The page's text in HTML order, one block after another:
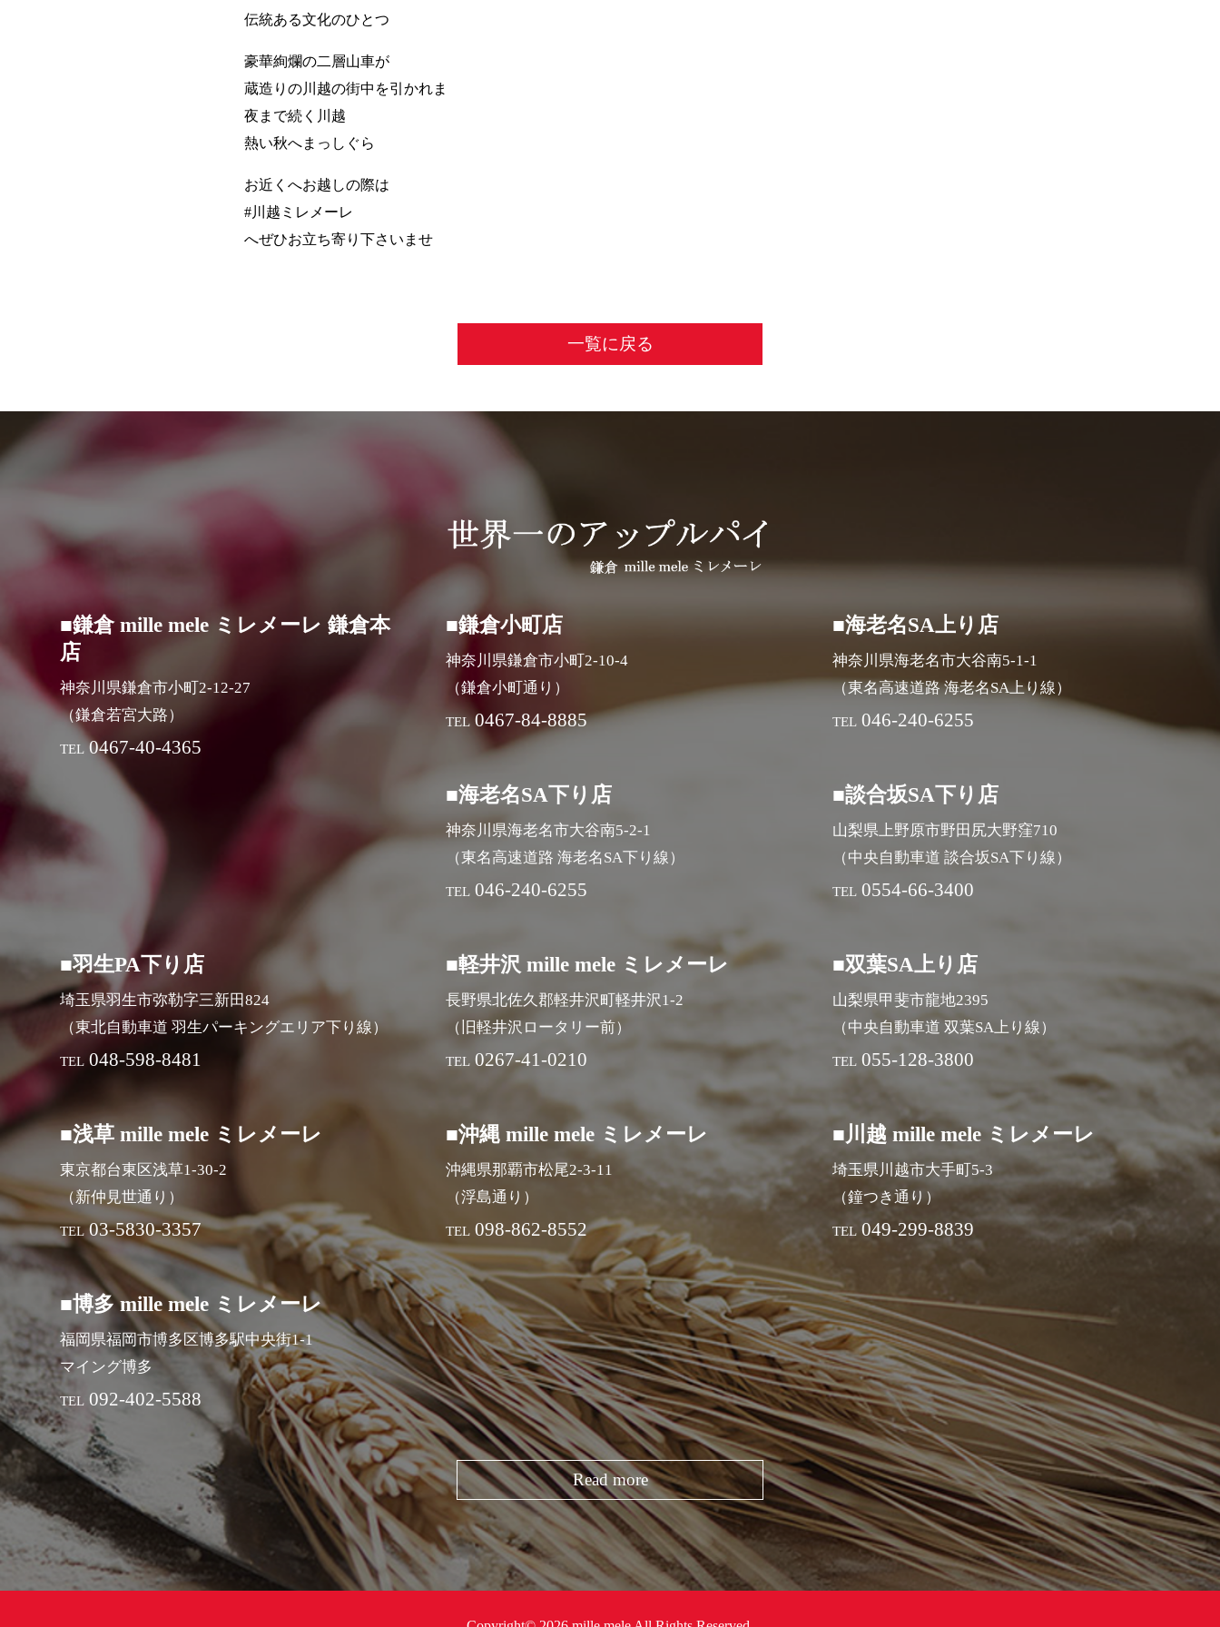
伝統ある文化のひとつ
豪華絢爛の二層山車が
蔵造りの川越の街中を引かれま
夜まで続く川越
熱い秋へまっしぐら
お近くへお越しの際は
#川越ミレメーレ
へぜひお立ち寄り下さいませ
一覧に戻る
■鎌倉 mille mele ミレメーレ 鎌倉本
店
神奈川県鎌倉市小町2-12-27
（鎌倉若宮大路）
TEL 0467-40-4365
■鎌倉小町店
神奈川県鎌倉市小町2-10-4
（鎌倉小町通り）
TEL 0467-84-8885
■海老名SA上り店
神奈川県海老名市大谷南5-1-1
（東名高速道路 海老名SA上り線）
TEL 046-240-6255
■海老名SA下り店
神奈川県海老名市大谷南5-2-1
（東名高速道路 海老名SA下り線）
TEL 046-240-6255
■談合坂SA下り店
山梨県上野原市野田尻大野窪710
（中央自動車道 談合坂SA下り線）
TEL 0554-66-3400
■羽生PA下り店
埼玉県羽生市弥勒字三新田824
（東北自動車道 羽生パーキングエリア下り線）
TEL 048-598-8481
■軽井沢 mille mele ミレメーレ
長野県北佐久郡軽井沢町軽井沢1-2
（旧軽井沢ロータリー前）
TEL 0267-41-0210
■双葉SA上り店
山梨県甲斐市龍地2395
（中央自動車道 双葉SA上り線）
TEL 055-128-3800
■浅草 mille mele ミレメーレ
東京都台東区浅草1-30-2
（新仲見世通り）
TEL 03-5830-3357
■沖縄 mille mele ミレメーレ
沖縄県那覇市松尾2-3-11
（浮島通り）
TEL 098-862-8552
■川越 mille mele ミレメーレ
埼玉県川越市大手町5-3
（鐘つき通り）
TEL 049-299-8839
■博多 mille mele ミレメーレ
福岡県福岡市博多区博多駅中央街1-1
マイング博多
TEL 092-402-5588
Read more